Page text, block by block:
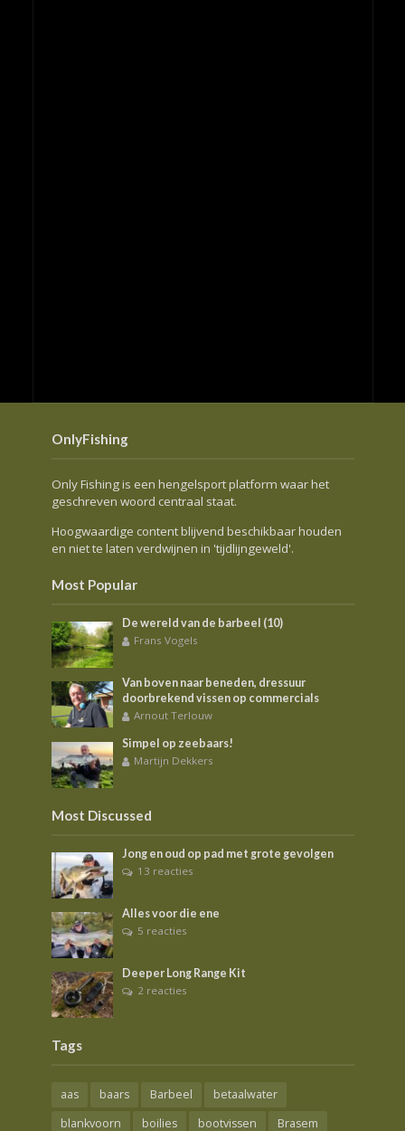
OnlyFishing
Only Fishing is een hengelsport platform waar het
geschreven woord centraal staat.
Hoogwaardige content blijvend beschikbaar houden
en niet te laten verdwijnen in 'tijdlijngeweld'.
Most Popular
De wereld van de barbeel (10)
Frans Vogels
Van boven naar beneden, dressuur
doorbrekend vissen op commercials
Arnout Terlouw
Simpel op zeebaars!
Martijn Dekkers
Most Discussed
Jong en oud op pad met grote gevolgen
13 reacties
Alles voor die ene
5 reacties
Deeper Long Range Kit
2 reacties
Tags
aas baars Barbeel
betaalwater
blankvoorn
boilies bootvissen
Brasem